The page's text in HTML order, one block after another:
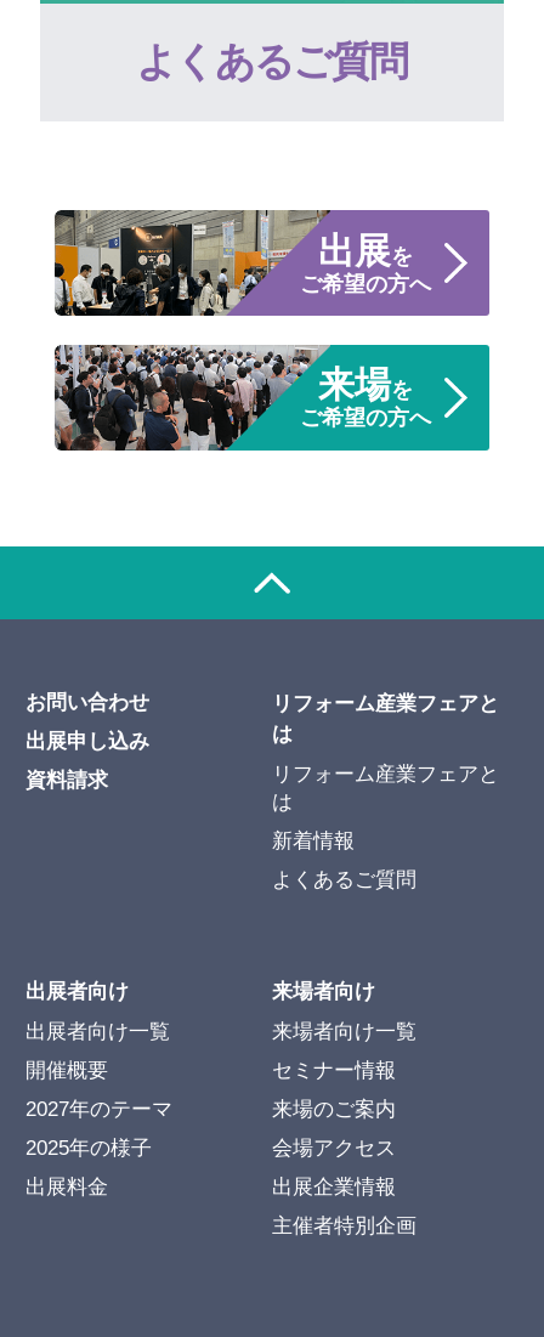
よくあるご質問
出展を
ご希望の方へ
来場を
ご希望の方へ
お問い合わせ
出展申し込み
資料請求
リフォーム産業フェアと
は
リフォーム産業フェアと
は
新着情報
よくあるご質問
出展者向け
出展者向け一覧
開催概要
2027年のテーマ
2025年の様子
出展料金
来場者向け
来場者向け一覧
セミナー情報
来場のご案内
会場アクセス
出展企業情報
主催者特別企画